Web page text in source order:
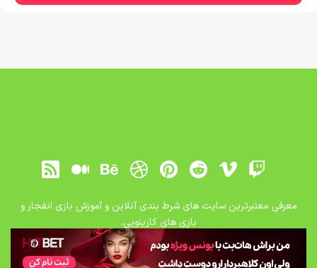
معرفی معتبرترین سایت های شرط بندی آنلاین و آموزش بازی انفجار و
بازی های کازینویی.